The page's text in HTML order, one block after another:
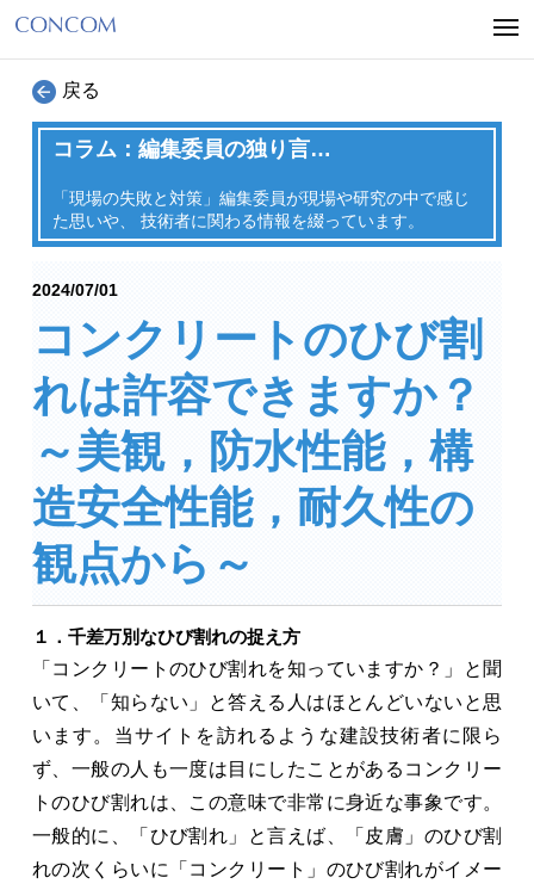
戻る
コラム：編集委員の独り言…
「現場の失敗と対策」編集委員が現場や研究の中で感じ
た思いや、
技術者に関わる情報を綴っています。
2024/07/01
コンクリートのひび割
れは許容できますか？
～美観，防水性能，構
造安全性能，耐久性の
観点から～
１．千差万別なひび割れの捉え方
「コンクリートのひび割れを知っていますか？」と聞
いて、「知らない」と答える人はほとんどいないと思
います。当サイトを訪れるような建設技術者に限ら
ず、一般の人も一度は目にしたことがあるコンクリー
トのひび割れは、この意味で非常に身近な事象です。
一般的に、「ひび割れ」と言えば、「皮膚」のひび割
れの次くらいに「コンクリート」のひび割れがイメー